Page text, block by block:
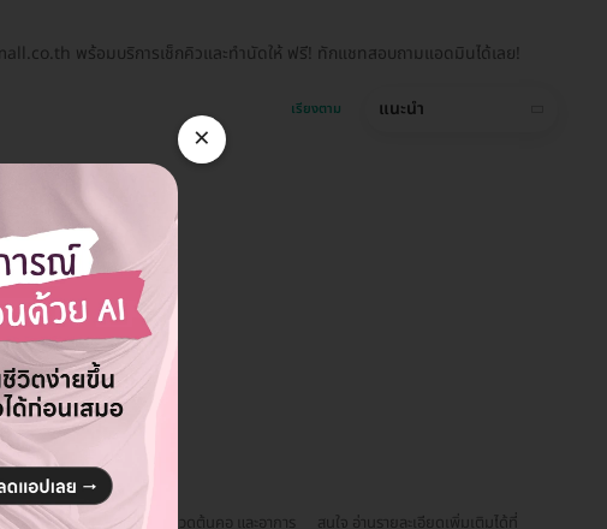
พร้อมบริการเช็กคิวและทำนัดให้ ฟรี! ทักแชทสอบถามแอดมินได้เลย!
เรียงตาม แนะนำ
หมุด
ปวดหลัง ปวดเอว ปวดต้นคอ และอาการ
สนใจ อ่านรายละเอียดเพิ่มเติมได้ที่
×